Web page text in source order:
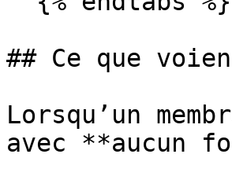
## Ce que
Lorsqu’un
avec **aucun